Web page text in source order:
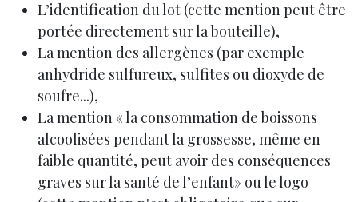
L’identification du lot (cette mention peut être
portée directement sur la bouteille),
La mention des allergènes (par exemple
anhydride sulfureux, sulfites ou dioxyde de
soufre...),
La mention « la consommation de boissons
alcoolisées pendant la grossesse, même en
faible quantité, peut avoir des conséquences
graves sur la santé de l’enfant» ou le logo